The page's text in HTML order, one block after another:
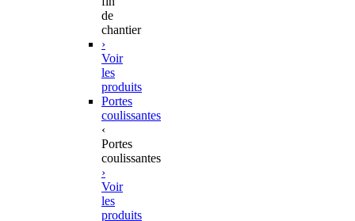
de
chantier
›
Voir
les
produits
Portes
coulissantes
‹
Portes
coulissantes
›
Voir
les
produits